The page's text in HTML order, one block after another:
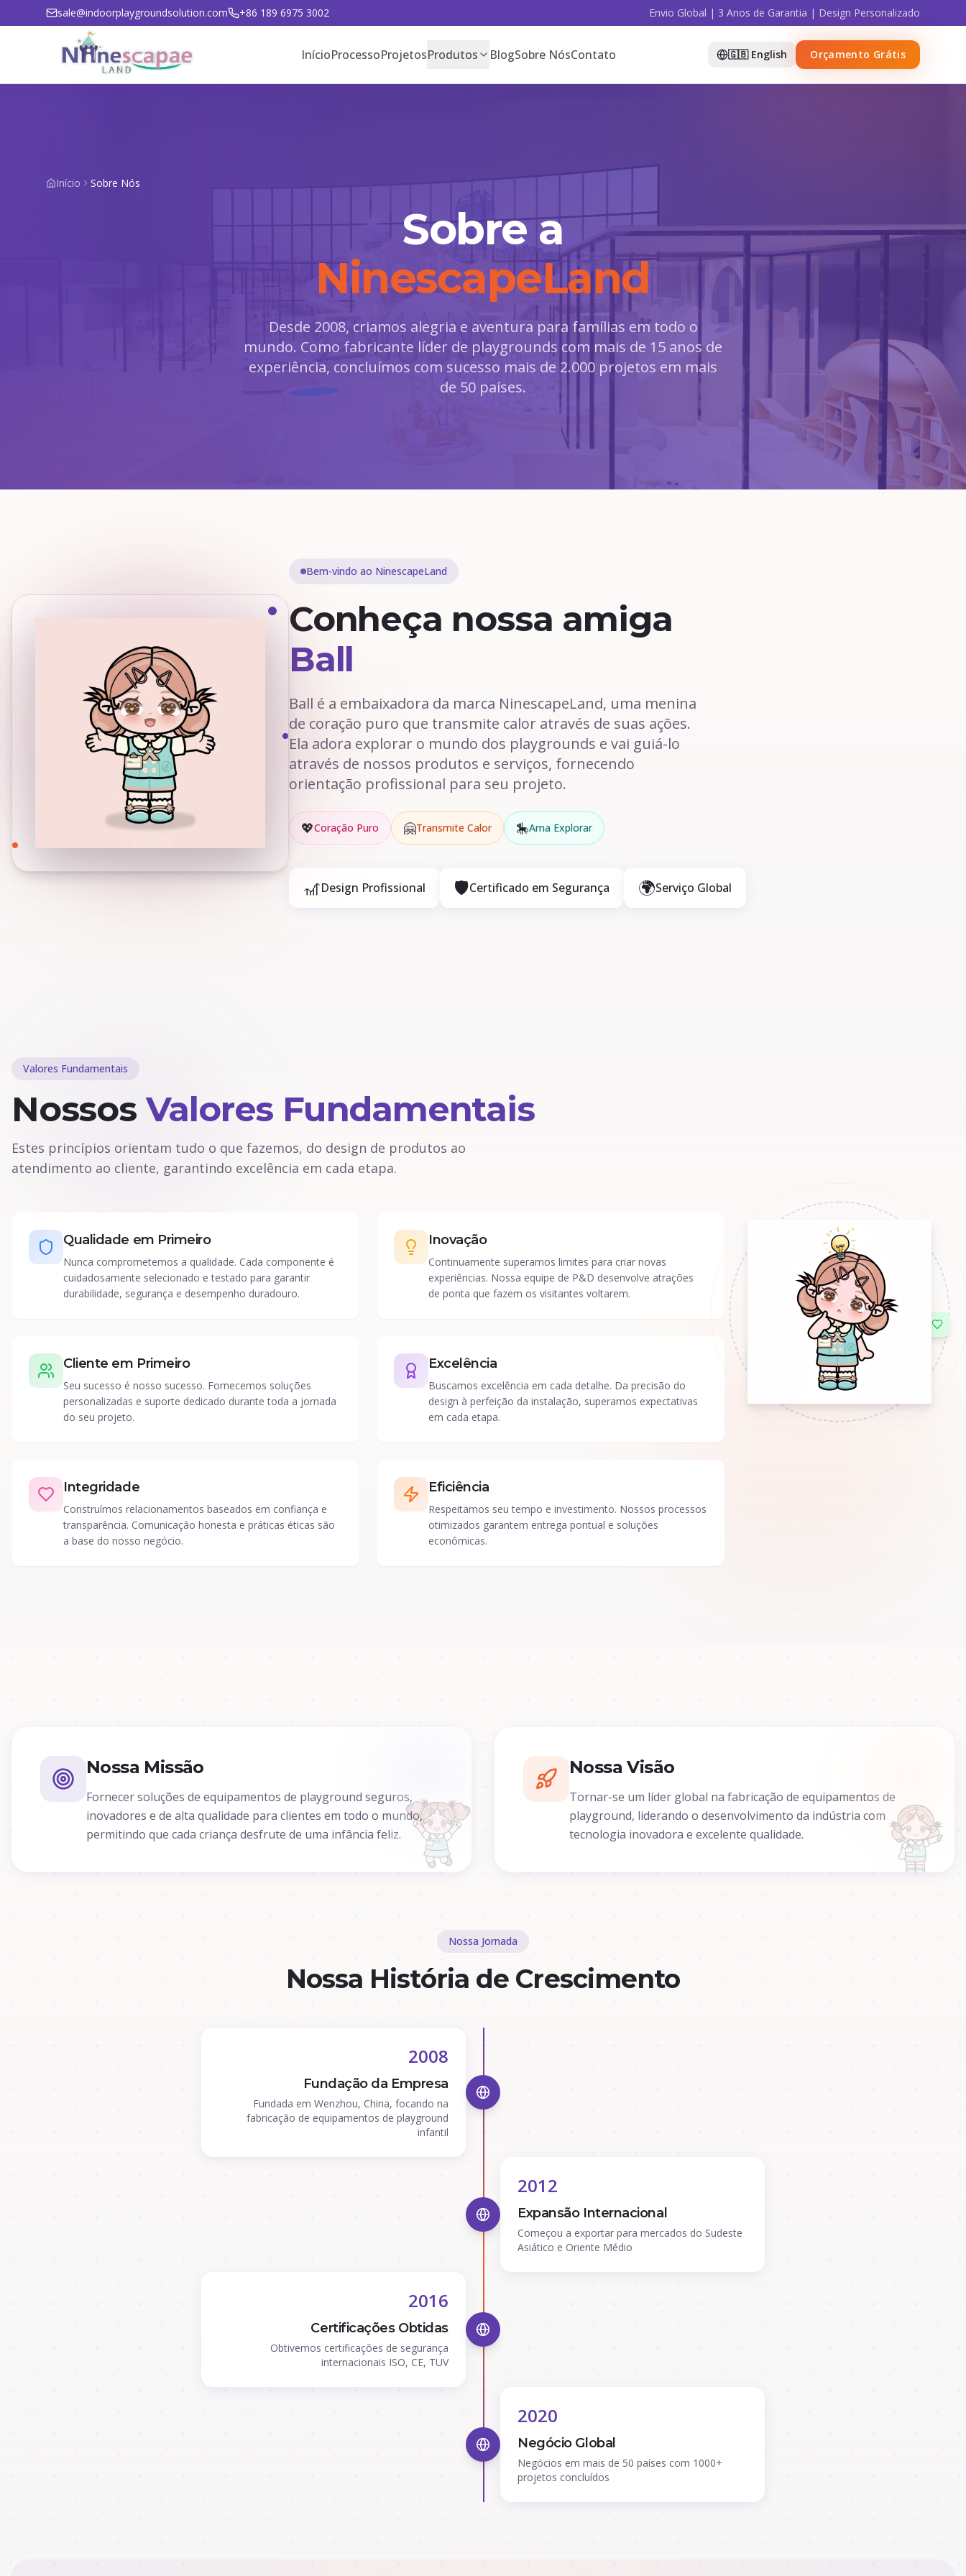
sale@indoorplaygroundsolution.com +86 189 6975 3002 Envio Global | 3 Anos de Garantia | Design Personalizado
InícioProcessoProjetosProdutos BlogSobre NósContato 🇬🇧 English Orçamento Grátis
Início Sobre Nós
Sobre a
NinescapeLand
Desde 2008, criamos alegria e aventura para famílias em todo o
mundo. Como fabricante líder de playgrounds com mais de 15 anos de
experiência, concluímos com sucesso mais de 2.000 projetos em mais
de 50 países.
Bem-vindo ao NinescapeLand
Conheça nossa amiga
Ball
Ball é a embaixadora da marca NinescapeLand, uma menina
de coração puro que transmite calor através de suas ações.
Ela adora explorar o mundo dos playgrounds e vai guiá-lo
através de nossos produtos e serviços, fornecendo
orientação profissional para seu projeto.
💖Coração Puro 🤗Transmite Calor 🎠Ama Explorar
🎢Design Profissional 🛡️Certificado em Segurança 🌍Serviço Global
Valores Fundamentais
NossosValores Fundamentais
Estes princípios orientam tudo o que fazemos, do design de produtos ao
atendimento ao cliente, garantindo excelência em cada etapa.
Qualidade em Primeiro
Nunca comprometemos a qualidade. Cada componente é
cuidadosamente selecionado e testado para garantir
durabilidade, segurança e desempenho duradouro.
Inovação
Continuamente superamos limites para criar novas
experiências. Nossa equipe de P&D desenvolve atrações
de ponta que fazem os visitantes voltarem.
Cliente em Primeiro
Seu sucesso é nosso sucesso. Fornecemos soluções
personalizadas e suporte dedicado durante toda a jornada
do seu projeto.
Excelência
Buscamos excelência em cada detalhe. Da precisão do
design à perfeição da instalação, superamos expectativas
em cada etapa.
Integridade
Construímos relacionamentos baseados em confiança e
transparência. Comunicação honesta e práticas éticas são
a base do nosso negócio.
Eficiência
Respeitamos seu tempo e investimento. Nossos processos
otimizados garantem entrega pontual e soluções
econômicas.
Nossa Missão
Fornecer soluções de equipamentos de playground seguros,
inovadores e de alta qualidade para clientes em todo o mundo,
permitindo que cada criança desfrute de uma infância feliz.
Nossa Visão
Tornar-se um líder global na fabricação de equipamentos de
playground, liderando o desenvolvimento da indústria com
tecnologia inovadora e excelente qualidade.
Nossa Jornada
Nossa História de Crescimento
2008
Fundação da Empresa
Fundada em Wenzhou, China, focando na
fabricação de equipamentos de playground
infantil
2012
Expansão Internacional
Começou a exportar para mercados do Sudeste
Asiático e Oriente Médio
2016
Certificações Obtidas
Obtivemos certificações de segurança
internacionais ISO, CE, TUV
2020
Negócio Global
Negócios em mais de 50 países com 1000+
projetos concluídos